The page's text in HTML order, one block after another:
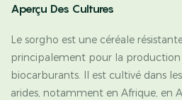
Aperçu Des Cultures
Le sorgho est une céréale
principalement pour la
biocarburants. Il est cultivé dans
arides, notamment en Afrique, en